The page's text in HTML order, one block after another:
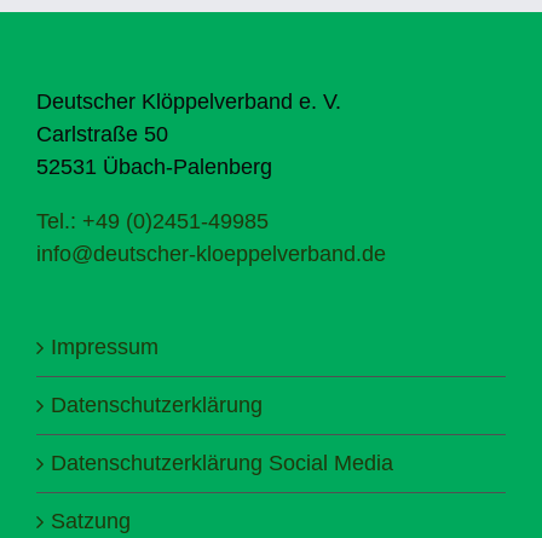
Deutscher Klöppelverband e. V.
Carlstraße 50
52531 Übach-Palenberg
Tel.: +49 (0)2451-49985
info@deutscher-kloeppelverband.de
Impressum
Datenschutzerklärung
Datenschutzerklärung Social Media
Satzung